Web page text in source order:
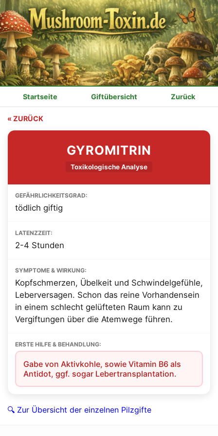
Startseite Giftübersicht Zurück
« ZURÜCK
GYROMITRIN
Toxikologische Analyse
GEFÄHRLICHKEITSGRAD:
tödlich giftig
LATENZZEIT:
2-4 Stunden
SYMPTOME & WIRKUNG:
Kopfschmerzen, Übelkeit und Schwindelgefühle,
Leberversagen. Schon das reine Vorhandensein
in einem schlecht gelüfteten Raum kann zu
Vergiftungen über die Atemwege führen.
ERSTE HILFE & BEHANDLUNG:
Gabe von Aktivkohle, sowie Vitamin B6 als
Antidot, ggf. sogar Lebertransplantation.
🔍 Zur Übersicht der einzelnen Pilzgifte